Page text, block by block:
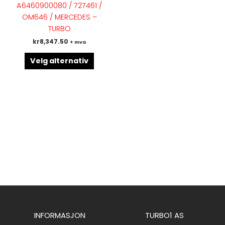
A6460900080 / 727461 /
OM646 / MERCEDES –
TURBO
kr8,347.50 + mva
Velg alternativ
varianter.
produktsiden
INFORMASJON TURBO1 AS